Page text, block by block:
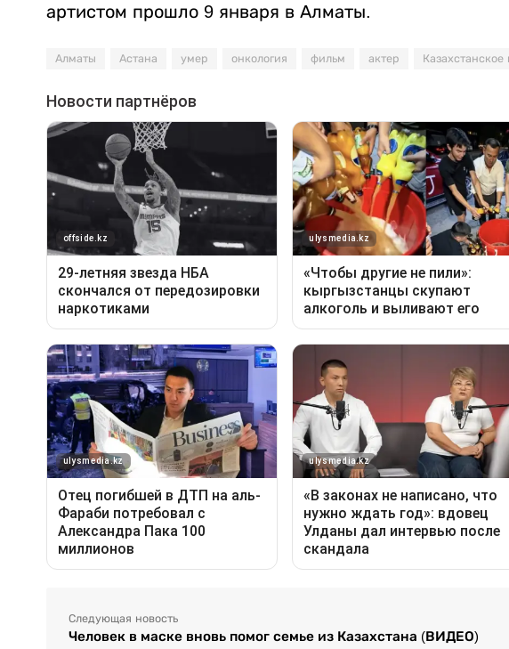
артистом прошло 9 января в Алматы.
Алматы Астана умер онкология фильм актер Казахстанское
Следующая новость
Человек в маске вновь помог семье из Казахстана (ВИДЕО)